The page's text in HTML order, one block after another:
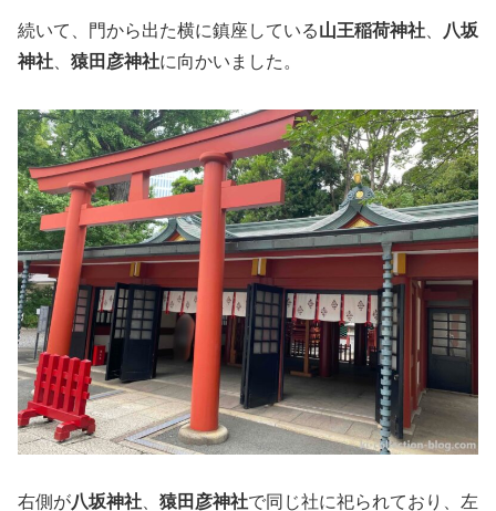
続いて、門から出た横に鎮座している山王稲荷神社
八坂
神社
猿田彦神社に向かいました。
右側が八坂神社 猿田彦神社で同じ社に祀られており、左